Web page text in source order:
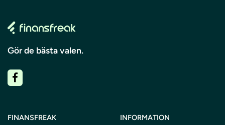
Gör de bästa valen.
FINANSFREAK INFORMATION